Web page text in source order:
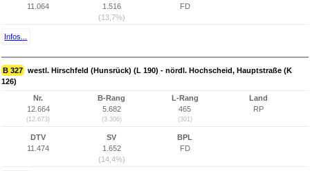
11.064
1.516
(13,7%)
FD
Infos...
B 327 westl. Hirschfeld (Hunsrück) (L 190) - nördl. Hochscheid, Hauptstraße (K
126)
Nr.
12.664
(12.673)
B-Rang
5.682
(3.306)
L-Rang
465
(301)
Land
RP
DTV
11.474
SV
1.652
(14,4%)
BPL
FD